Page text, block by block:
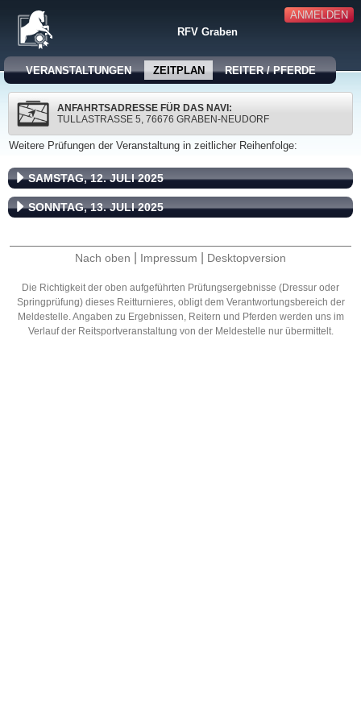
ANMELDEN
RFV Graben
VERANSTALTUNGEN ZEITPLAN REITER / PFERDE
ANFAHRTSADRESSE FÜR DAS NAVI:
TULLASTRASSE 5, 76676 GRABEN-NEUDORF
Weitere Prüfungen der Veranstaltung in zeitlicher Reihenfolge:
SAMSTAG, 12. JULI 2025
SONNTAG, 13. JULI 2025
Nach oben Impressum Desktopversion
Die Richtigkeit der oben aufgeführten Prüfungsergebnisse (Dressur oder
Springprüfung) dieses Reitturnieres, obligt dem Verantwortungsbereich der
Meldestelle. Angaben zu Ergebnissen, Reitern und Pferden werden uns im
Verlauf der Reitsportveranstaltung von der Meldestelle nur übermittelt.